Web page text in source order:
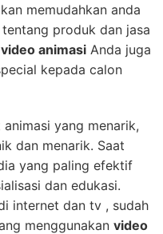
memudahkan anda
produk dan jasa
video animasi Anda juga
kepada calon
yang menarik,
dan menarik. Saat
yang paling efektif
dan edukasi.
internet dan tv , sudah
menggunakan video